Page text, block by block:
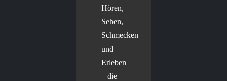
Hören,
Sehen,
Schmecken
und
Erleben
– die